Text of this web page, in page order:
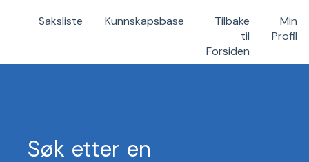
Saksliste Kunnskapsbase
Tilbake
til
Forsiden
Min
Profil
Søk etter en